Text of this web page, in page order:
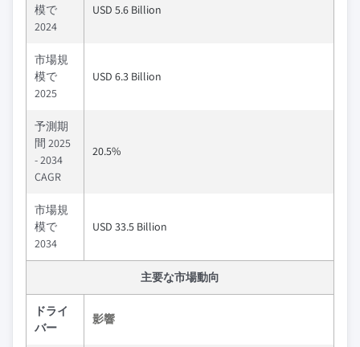
模で
2024
USD 5.6 Billion
市場規
模で
2025
USD 6.3 Billion
予測期
間 2025
- 2034
CAGR
20.5%
市場規
模で
2034
USD 33.5 Billion
主要な市場動向
ドライ
バー
影響